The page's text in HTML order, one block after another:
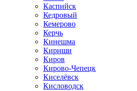
Каспийск
Кедровый
Кемерово
Керчь
Кинешма
Кириши
Киров
Кирово-Чепецк
Киселёвск
Кисловодск